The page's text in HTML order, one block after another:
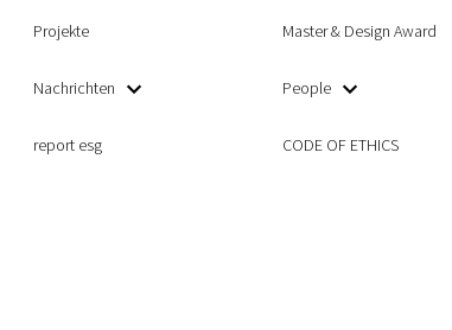
Projekte Master & Design Award
Nachrichten People
report esg CODE OF ETHICS